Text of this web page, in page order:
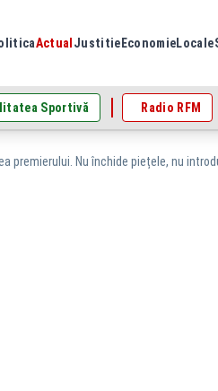
Actual Justitie EconomieLocale
Sportivă Radio RFM
premierului. Nu închide piețele, nu